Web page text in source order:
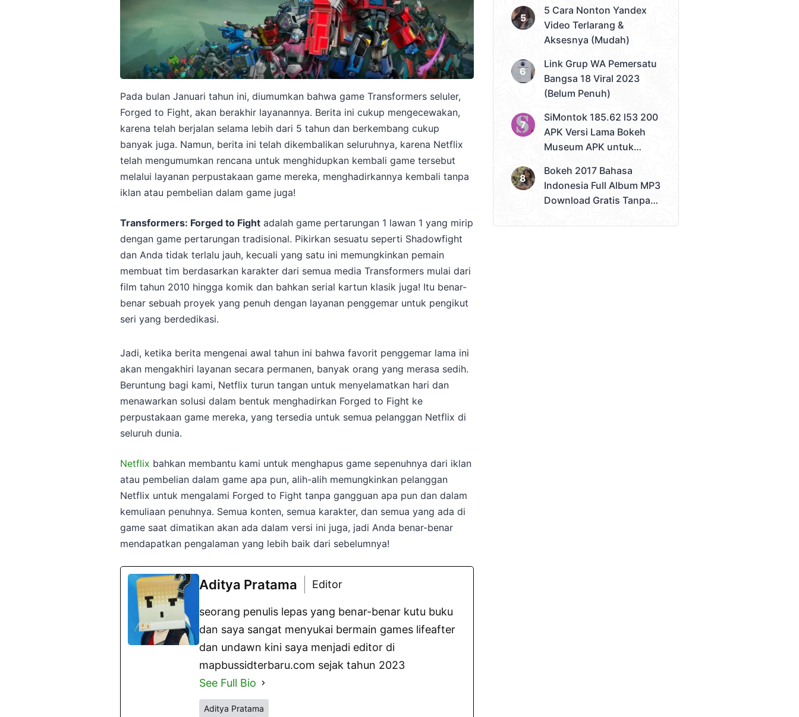
Pada bulan Januari tahun ini, diumumkan bahwa game Transformers seluler,
Forged to Fight, akan berakhir layanannya. Berita ini cukup mengecewakan,
karena telah berjalan selama lebih dari 5 tahun dan berkembang cukup
banyak juga. Namun, berita ini telah dikembalikan seluruhnya, karena Netflix
telah mengumumkan rencana untuk menghidupkan kembali game tersebut
melalui layanan perpustakaan game mereka, menghadirkannya kembali tanpa
iklan atau pembelian dalam game juga!
Transformers: Forged to Fight adalah game pertarungan 1 lawan 1 yang mirip
dengan game pertarungan tradisional. Pikirkan sesuatu seperti Shadowfight
dan Anda tidak terlalu jauh, kecuali yang satu ini memungkinkan pemain
membuat tim berdasarkan karakter dari semua media Transformers mulai dari
film tahun 2010 hingga komik dan bahkan serial kartun klasik juga! Itu benar-
benar sebuah proyek yang penuh dengan layanan penggemar untuk pengikut
seri yang berdedikasi.
Jadi, ketika berita mengenai awal tahun ini bahwa favorit penggemar lama ini
akan mengakhiri layanan secara permanen, banyak orang yang merasa sedih.
Beruntung bagi kami, Netflix turun tangan untuk menyelamatkan hari dan
menawarkan solusi dalam bentuk menghadirkan Forged to Fight ke
perpustakaan game mereka, yang tersedia untuk semua pelanggan Netflix di
seluruh dunia.
Netflix bahkan membantu kami untuk menghapus game sepenuhnya dari iklan
atau pembelian dalam game apa pun, alih-alih memungkinkan pelanggan
Netflix untuk mengalami Forged to Fight tanpa gangguan apa pun dan dalam
kemuliaan penuhnya. Semua konten, semua karakter, dan semua yang ada di
game saat dimatikan akan ada dalam versi ini juga, jadi Anda benar-benar
mendapatkan pengalaman yang lebih baik dari sebelumnya!
Aditya Pratama Editor
seorang penulis lepas yang benar-benar kutu buku
dan saya sangat menyukai bermain games lifeafter
dan undawn kini saya menjadi editor di
mapbussidterbaru.com sejak tahun 2023
See Full Bio
Aditya Pratama
5 Cara Nonton Yandex
Video Terlarang &
Aksesnya (Mudah)
Link Grup WA Pemersatu
Bangsa 18 Viral 2023
(Belum Penuh)
SiMontok 185.62 l53 200
APK Versi Lama Bokeh
Museum APK untuk
Bokeh Tanpa Batas
Bokeh 2017 Bahasa
Indonesia Full Album MP3
Download Gratis Tanpa